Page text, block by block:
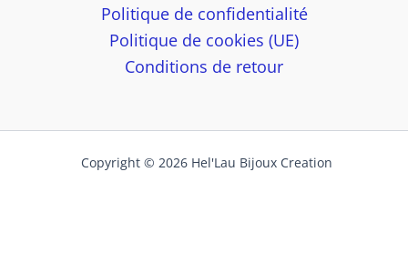
Politique de confidentialité
Politique de cookies (UE)
Conditions de retour
Copyright © 2026 Hel'Lau Bijoux Creation